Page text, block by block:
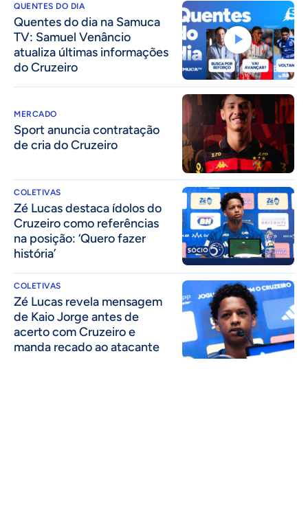
QUENTES DO DIA
Quentes do dia na Samuca
TV: Samuel Venâncio
atualiza últimas informações
do Cruzeiro
MERCADO
Sport anuncia contratação
de cria do Cruzeiro
COLETIVAS
Zé Lucas destaca ídolos do
Cruzeiro como referências
na posição: ‘Quero fazer
história’
COLETIVAS
Zé Lucas revela mensagem
de Kaio Jorge antes de
acerto com Cruzeiro e
manda recado ao atacante